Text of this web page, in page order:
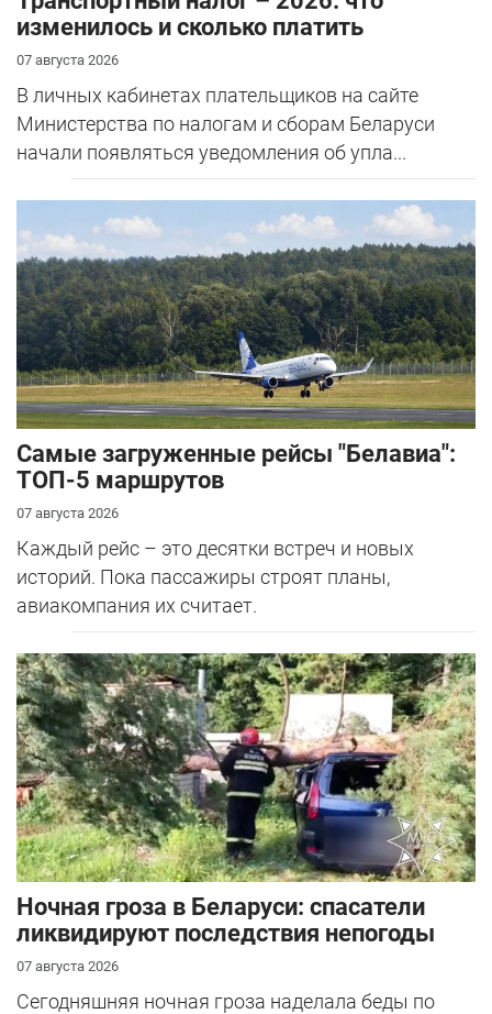
изменилось и сколько платить
07 августа 2026
В личных кабинетах плательщиков на сайте
Министерства по налогам и сборам Беларуси
начали появляться уведомления об упла...
Самые загруженные рейсы "Белавиа":
ТОП-5 маршрутов
07 августа 2026
Каждый рейс – это десятки встреч и новых
историй. Пока пассажиры строят планы,
авиакомпания их считает.
Ночная гроза в Беларуси: спасатели
ликвидируют последствия непогоды
07 августа 2026
Сегодняшняя ночная гроза наделала беды по